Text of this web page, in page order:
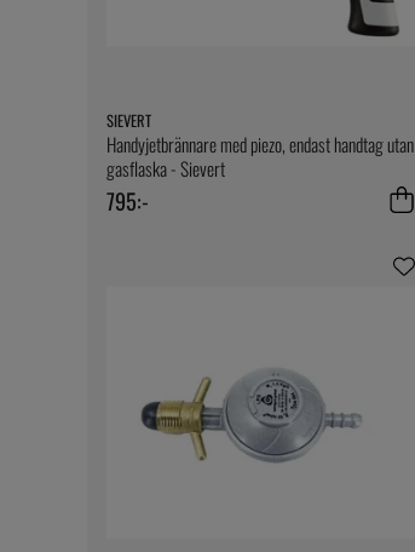
SIEVERT
Handyjetbrännare med piezo, endast handtag utan
gasflaska - Sievert
795:-